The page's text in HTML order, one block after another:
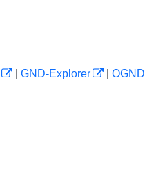
GND-Explorer OGND